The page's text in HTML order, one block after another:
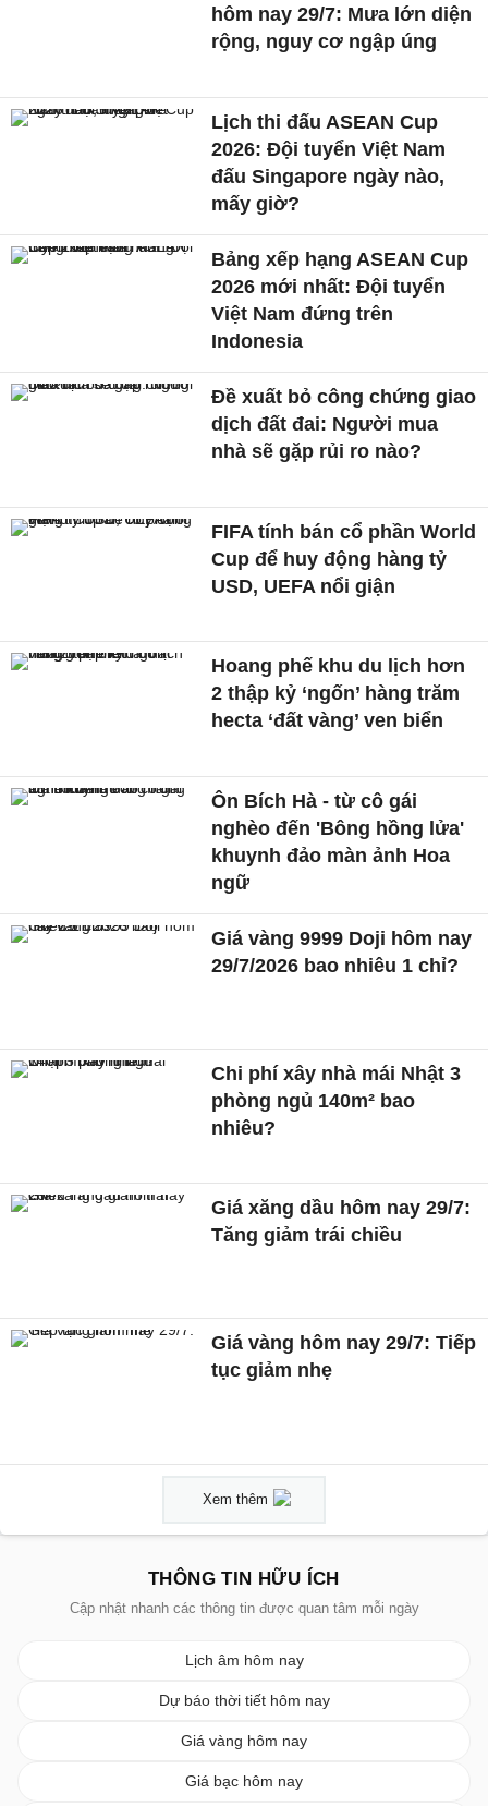
hôm nay 29/7: Mưa lớn diện
rộng, nguy cơ ngập úng
Lịch thi đấu ASEAN Cup
2026: Đội tuyển Việt Nam
đấu Singapore ngày nào,
mấy giờ?
Bảng xếp hạng ASEAN Cup
2026 mới nhất: Đội tuyển
Việt Nam đứng trên
Indonesia
Đề xuất bỏ công chứng giao
dịch đất đai: Người mua
nhà sẽ gặp rủi ro nào?
FIFA tính bán cổ phần World
Cup để huy động hàng tỷ
USD, UEFA nổi giận
Hoang phế khu du lịch hơn
2 thập kỷ ‘ngốn’ hàng trăm
hecta ‘đất vàng’ ven biển
Ôn Bích Hà - từ cô gái
nghèo đến 'Bông hồng lửa'
khuynh đảo màn ảnh Hoa
ngữ
Giá vàng 9999 Doji hôm nay
29/7/2026 bao nhiêu 1 chỉ?
Chi phí xây nhà mái Nhật 3
phòng ngủ 140m² bao
nhiêu?
Giá xăng dầu hôm nay 29/7:
Tăng giảm trái chiều
Giá vàng hôm nay 29/7: Tiếp
tục giảm nhẹ
Xem thêm
THÔNG TIN HỮU ÍCH
Cập nhật nhanh các thông tin được quan tâm mỗi ngày
Lịch âm hôm nay
Dự báo thời tiết hôm nay
Giá vàng hôm nay
Giá bạc hôm nay